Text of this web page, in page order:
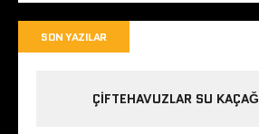
SON YAZILAR
ÇIFTEHAVUZLAR SU